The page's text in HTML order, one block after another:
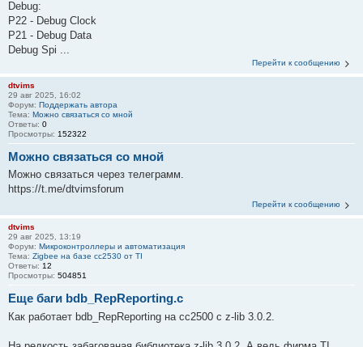
Debug:
P22 - Debug Clock
P21 - Debug Data
Debug Spi ...
Перейти к сообщению
dtvims
29 авг 2025, 16:02
Форум: Поддержать автора
Тема: Можно связаться со мной
Ответы: 0
Просмотры: 152322
Можно связаться со мной
Можно связаться через телеграмм.
https://t.me/dtvimsforum
Перейти к сообщению
dtvims
29 авг 2025, 13:19
Форум: Микроконтроллеры и автоматизация
Тема: Zigbee на базе cc2530 от TI
Ответы: 12
Просмотры: 504851
Еще баги bdb_RepReporting.c
Как работает bdb_RepReporting на сс2500 с z-lib 3.0.2.